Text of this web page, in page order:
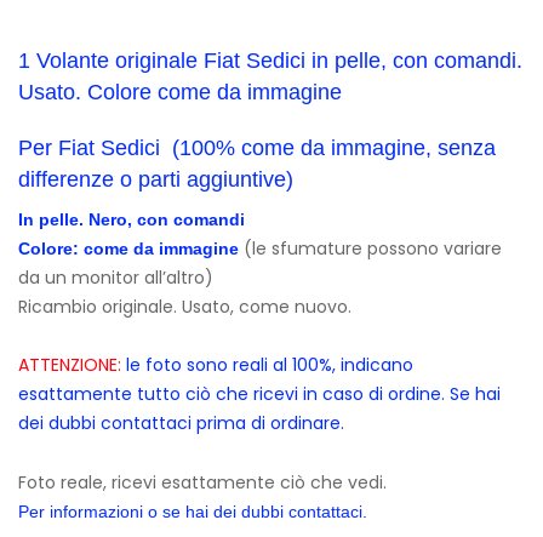
1 Volante originale Fiat Sedici in pelle, con comandi.
Usato. Colore come da immagine
Per Fiat Sedici (100% come da immagine, senza
differenze o parti aggiuntive)
In pelle. Nero, con comandi
Colore: come da immagine (le sfumature possono variare
da un monitor all’altro)
Ricambio originale. Usato, come nuovo.
ATTENZIONE: le foto sono reali al 100%, indicano
esattamente tutto ciò che ricevi in caso di ordine. Se hai
dei dubbi contattaci prima di ordinare.
Foto reale, ricevi esattamente ciò che vedi.
Per informazioni o se hai dei dubbi contattaci.